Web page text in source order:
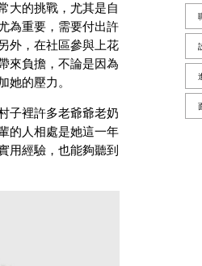
大的挑戰，尤其是自
為重要，需要付出許
外，在社區參與上花
來負擔，不論是因為
的壓力。
子裡許多老爺爺老奶
的人相處是她這一年
用經驗，也能夠聽到